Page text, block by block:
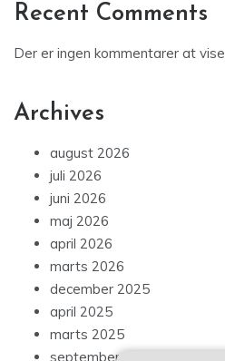
Recent Comments
Der er ingen kommentarer at vise.
Archives
august 2026
juli 2026
juni 2026
maj 2026
april 2026
marts 2026
december 2025
april 2025
marts 2025
september 2024